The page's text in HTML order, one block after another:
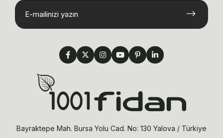
Bayraktepe Mah. Bursa Yolu Cad. No: 130 Yalova / Türkiye